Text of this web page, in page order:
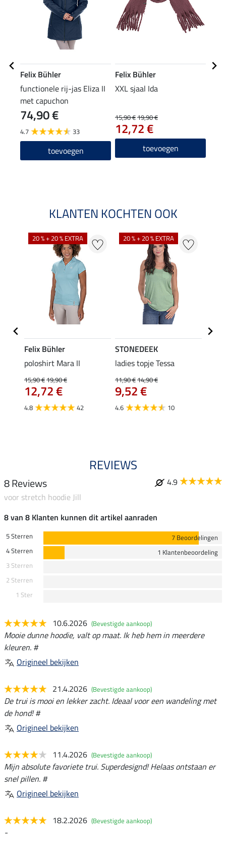
Felix Bühler
functionele rij-jas Eliza II
met capuchon
74,90 €
4.7 33
toevoegen
Felix Bühler
XXL sjaal Ida
15,90 €19,90 €
12,72 €
toevoegen
KLANTEN KOCHTEN OOK
20 % + 20 % EXTRA
Felix Bühler
poloshirt Mara II
15,90 €19,90 €
12,72 €
4.8 42
20 % + 20 % EXTRA
STONEDEEK
ladies topje Tessa
11,90 €14,90 €
9,52 €
4.6 10
REVIEWS
8 Reviews
4.9
voor stretch hoodie Jill
8 van 8 Klanten kunnen dit artikel aanraden
5 Sterren
7 Beoordelingen
4 Sterren
1 Klantenbeoordeling
3 Sterren
2 Sterren
1 Ster
10.6.2026 (Bevestigde aankoop)
Mooie dunne hoodie, valt op maat. Ik heb hem in meerdere
kleuren. #
Origineel bekijken
21.4.2026 (Bevestigde aankoop)
De trui is mooi en lekker zacht. Ideaal voor een wandeling met
de hond! #
Origineel bekijken
11.4.2026 (Bevestigde aankoop)
Mijn absolute favoriete trui. Superdesignd! Helaas ontstaan er
snel pillen. #
Origineel bekijken
18.2.2026 (Bevestigde aankoop)
-